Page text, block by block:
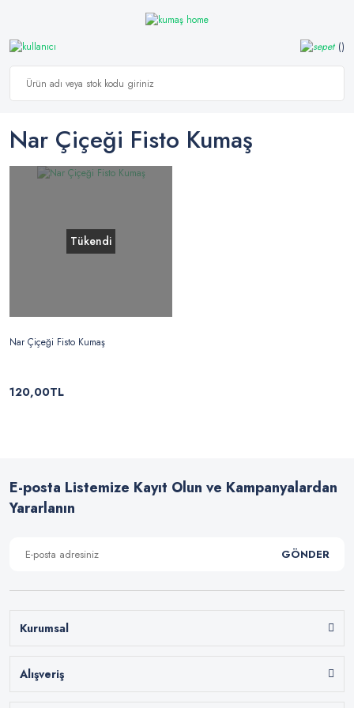
Nar Çiçeği Fisto Kumaş
Tükendi
Nar Çiçeği Fisto Kumaş
120,00TL
E-posta Listemize Kayıt Olun ve Kampanyalardan
Yararlanın
GÖNDER
Kurumsal
Alışveriş